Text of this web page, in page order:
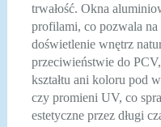
trwałość. Okna
profilami, co pozwala na
doświetlenie wnętrz
przeciwieństwie do
kształtu ani koloru pod
czy promieni UV, co
estetyczne przez długi